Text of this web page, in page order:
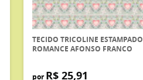
TECIDO TRICOLINE ESTAMPADO
ROMANCE AFONSO FRANCO
por R$ 25,91